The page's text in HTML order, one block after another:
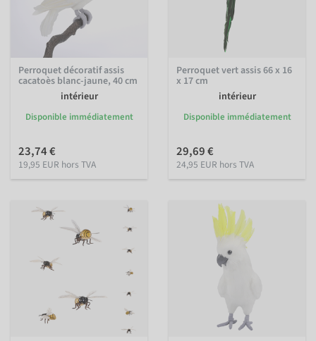
Perroquet décoratif assis
cacatoès blanc-jaune, 40 cm
intérieur
Disponible immédiatement
23,74 €
19,95 EUR hors TVA
Perroquet vert assis 66 x 16
x 17 cm
intérieur
Disponible immédiatement
29,69 €
24,95 EUR hors TVA